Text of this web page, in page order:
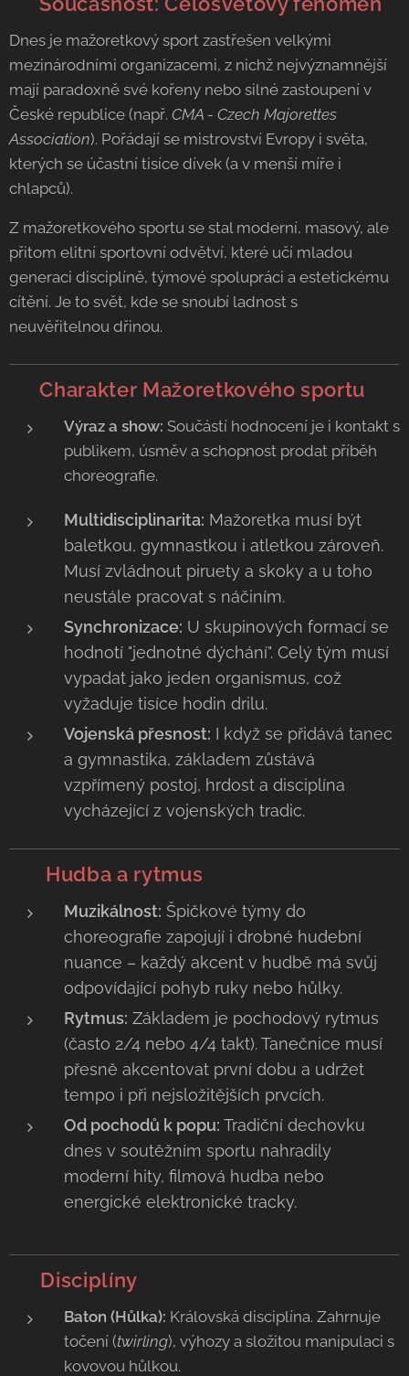
Dnes je mažoretkový sport zastřešen velkými
mezinárodními organizacemi, z nichž nejvýznamnější
mají paradoxně své kořeny nebo silné zastoupení v
České republice (např. CMA - Czech Majorettes
Association). Pořádají se mistrovství Evropy i světa,
kterých se účastní tisíce dívek (a v menší míře i
chlapců).
Z mažoretkového sportu se stal moderní, masový, ale
přitom elitní sportovní odvětví, které učí mladou
generaci disciplíně, týmové spolupráci a estetickému
cítění. Je to svět, kde se snoubí ladnost s
neuvěřitelnou dřinou.
💃 Charakter Mažoretkového sportu
Výraz a show: Součástí hodnocení je i kontakt s
publikem, úsměv a schopnost prodat příběh
choreografie.
Multidisciplinarita: Mažoretka musí být
baletkou, gymnastkou i atletkou zároveň.
Musí zvládnout piruety a skoky a u toho
neustále pracovat s náčiním.
Synchronizace: U skupinových formací se
hodnotí "jednotné dýchání". Celý tým musí
vypadat jako jeden organismus, což
vyžaduje tisíce hodin drilu.
Vojenská přesnost: I když se přidává tanec
a gymnastika, základem zůstává
vzpřímený postoj, hrdost a disciplína
vycházející z vojenských tradic.
Hudba a rytmus
Muzikálnost: Špičkové týmy do
choreografie zapojují i drobné hudební
nuance – každý akcent v hudbě má svůj
odpovídající pohyb ruky nebo hůlky.
Rytmus: Základem je pochodový rytmus
(často 2/4 nebo 4/4 takt). Tanečnice musí
přesně akcentovat první dobu a udržet
tempo i při nejsložitějších prvcích.
Od pochodů k popu: Tradiční dechovku
dnes v soutěžním sportu nahradily
moderní hity, filmová hudba nebo
energické elektronické tracky.
Disciplíny
Baton (Hůlka): Královská disciplína. Zahrnuje
točení (twirling), výhozy a složitou manipulaci s
kovovou hůlkou.